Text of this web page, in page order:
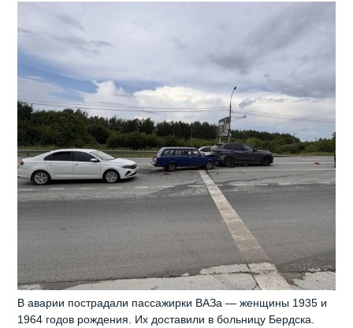
В аварии пострадали пассажирки ВАЗа — женщины 1935 и
1964 годов рождения. Их доставили в больницу Бердска.